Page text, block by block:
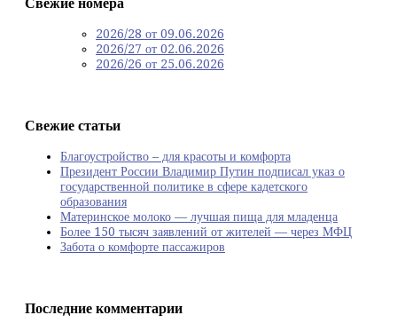
2026/28 от 09.06.2026
2026/27 от 02.06.2026
2026/26 от 25.06.2026
Свежие статьи
Благоустройство – для красоты и комфорта
Президент России Владимир Путин подписал указ о
государственной политике в сфере кадетского
образования
Материнское молоко — лучшая пища для младенца
Более 150 тысяч заявлений от жителей — через МФЦ
Забота о комфорте пассажиров
Последние комментарии